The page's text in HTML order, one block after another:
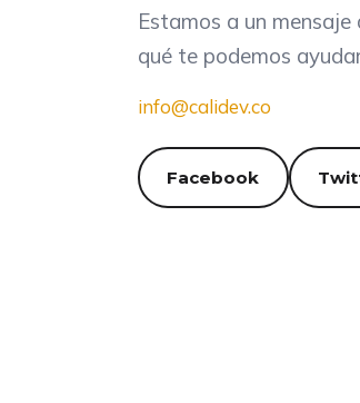
Estamos a un
qué te podemos
info@calidev.co
Facebook